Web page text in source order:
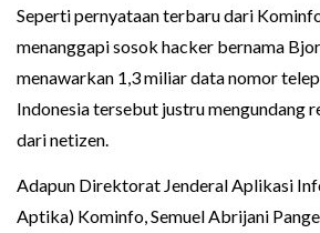
Seperti pernyataan terbaru dari
menanggapi sosok hacker bernama
menawarkan 1,3 miliar data nomor
Indonesia tersebut justru mengundang
dari netizen.
Adapun Direktorat Jenderal Aplikasi
Aptika) Kominfo, Semuel Abrijani